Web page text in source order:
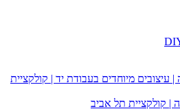
מיוחדים בעבודת יד | קולקציית
קולקציית תל אביב